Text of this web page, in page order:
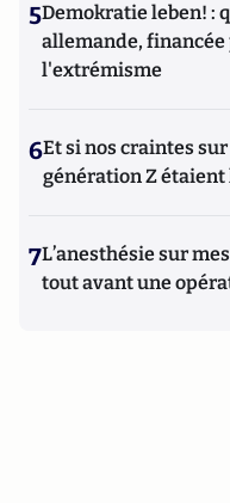
5Demokratie leben! :
allemande,
l'extrémisme
6Et si nos craintes
génération Z
7L’anesthésie sur
tout avant une